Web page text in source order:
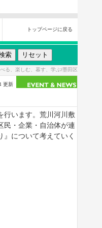
トップページに戻る
る、楽しむ、暮す、学ぶ/墨田区
更新
います。 荒川河川敷
民・企業・自治体が連
について考えていく